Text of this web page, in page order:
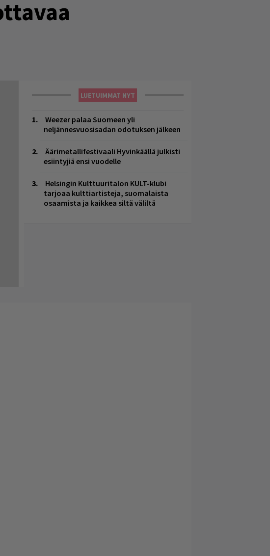
LUETUIMMAT NYT
Weezer palaa Suomeen yli
neljännesvuosisadan odotuksen jälkeen
Äärimetallifestivaali Hyvinkäällä julkisti
esiintyjiä ensi vuodelle
Helsingin Kulttuuritalon KULT-klubi
tarjoaa kulttiartisteja, suomalaista
osaamista ja kaikkea siltä väliltä